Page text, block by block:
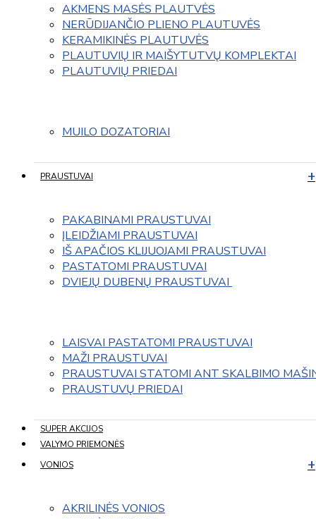
AKMENS MASĖS PLAUTVĖS
NERŪDIJANČIO PLIENO PLAUTUVĖS
KERAMIKINĖS PLAUTUVĖS
PLAUTUVIŲ IR MAIŠYTUTVŲ KOMPLEKTAI
PLAUTUVIŲ PRIEDAI
MUILO DOZATORIAI
PRAUSTUVAI
PAKABINAMI PRAUSTUVAI
ĮLEIDŽIAMI PRAUSTUVAI
IŠ APAČIOS KLIJUOJAMI PRAUSTUVAI
PASTATOMI PRAUSTUVAI
DVIEJŲ DUBENŲ PRAUSTUVAI
LAISVAI PASTATOMI PRAUSTUVAI
MAŽI PRAUSTUVAI
PRAUSTUVAI STATOMI ANT SKALBIMO
PRAUSTUVŲ PRIEDAI
SUPER AKCIJOS
VALYMO PRIEMONĖS
VONIOS
AKRILINĖS VONIOS